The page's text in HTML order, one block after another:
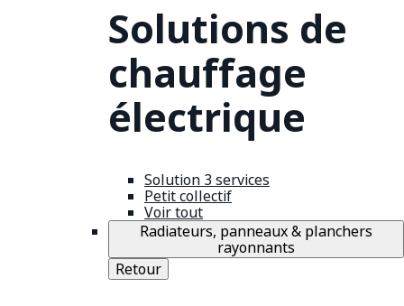
Solutions de
chauffage
électrique
Solution 3 services
Petit collectif
Voir tout
Radiateurs, panneaux & planchers
rayonnants
Retour